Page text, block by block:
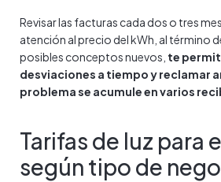
Revisar las facturas cada dos o tres
atención al precio del kWh, al término
posibles conceptos nuevos, te
desviaciones a tiempo y reclamar
problema se acumule en varios
Tarifas de luz para
según tipo de